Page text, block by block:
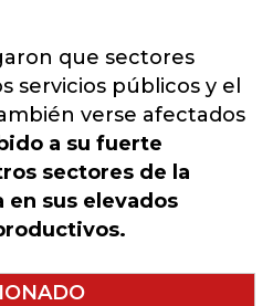
que sectores
servicios públicos y el
verse afectados
a su fuerte
sectores de la
en sus elevados